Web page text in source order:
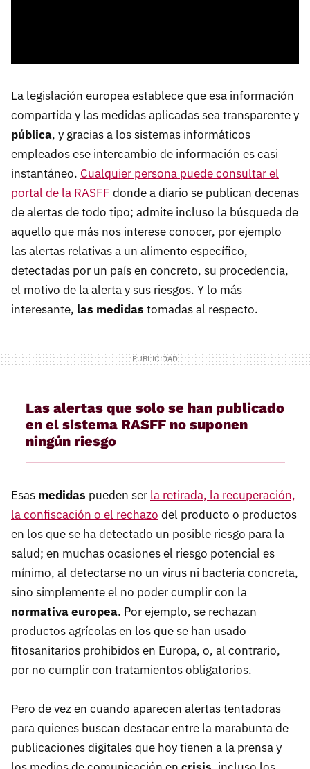
La legislación europea establece que esa información
compartida y las medidas aplicadas sea transparente y
pública, y gracias a los sistemas informáticos
empleados ese intercambio de información es casi
instantáneo. Cualquier persona puede consultar el
portal de la RASFF donde a diario se publican decenas
de alertas de todo tipo; admite incluso la búsqueda de
aquello que más nos interese conocer, por ejemplo
las alertas relativas a un alimento específico,
detectadas por un país en concreto, su procedencia,
el motivo de la alerta y sus riesgos. Y lo más
interesante, las medidas tomadas al respecto.
Las alertas que solo se han publicado
en el sistema RASFF no suponen
ningún riesgo
Esas medidas pueden ser la retirada, la recuperación,
la confiscación o el rechazo del producto o productos
en los que se ha detectado un posible riesgo para la
salud; en muchas ocasiones el riesgo potencial es
mínimo, al detectarse no un virus ni bacteria concreta,
sino simplemente el no poder cumplir con la
normativa europea. Por ejemplo, se rechazan
productos agrícolas en los que se han usado
fitosanitarios prohibidos en Europa, o, al contrario,
por no cumplir con tratamientos obligatorios.
Pero de vez en cuando aparecen alertas tentadoras
para quienes buscan destacar entre la marabunta de
publicaciones digitales que hoy tienen a la prensa y